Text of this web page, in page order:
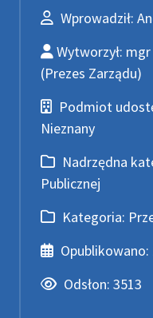
Wprowadził
Wprowadził:
Wytworzył
Wytworzył:
(Prezes Zarządu)
Podmiot
Podmiot
Nieznany
Nadrzędna
Nadrzędna
Publicznej
Kategoria
Kategoria:
Data publikacji
Opublikowano:
Odsłony
Odsłon: 3513